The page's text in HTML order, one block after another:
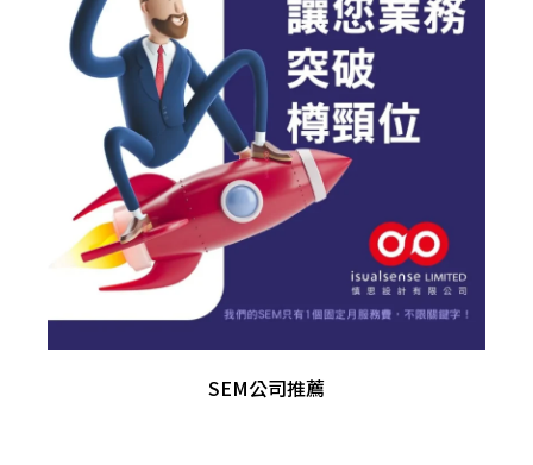
SEM公司推薦